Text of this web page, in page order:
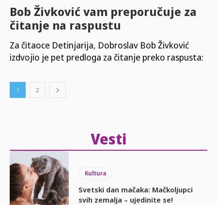
Bob Živković vam preporučuje za
čitanje na raspustu
Za čitaoce Detinjarija, Dobroslav Bob Živković
izdvojio je pet predloga za čitanje preko raspusta:
1 2
Vesti
Kultura
Svetski dan mačaka: Mačkoljupci
svih zemalja – ujedinite se!